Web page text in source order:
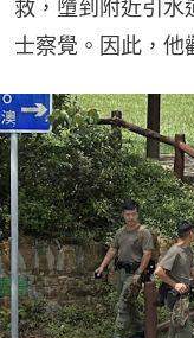
救，墮到附近引水
士察覺。因此，他